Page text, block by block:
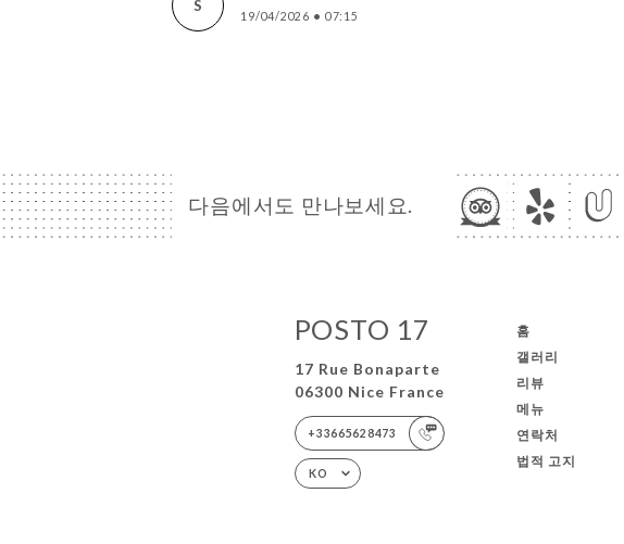
S
19/04/2026 • 07:15
다음에서도 만나보세요.
POSTO 17
17 Rue Bonaparte
06300 Nice France
+33665628473
KO
홈
갤러리
리뷰
메뉴
연락처
법적 고지